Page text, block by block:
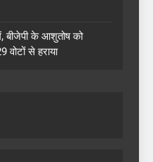
बीजेपी के आशुतोष को
से हराया